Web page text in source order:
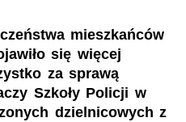
mieszkańców
się więcej
za sprawą
Szkoły Policji w
dzielnicowych z